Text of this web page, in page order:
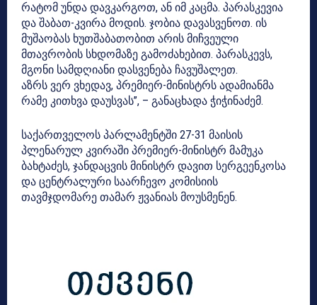
რატომ უნდა დავკარგოთ, ან იმ კაცმა. პარასკევია
და შაბათ-კვირა მოდის. ჯობია დავასვენოთ. ის
მუშაობას ხუთშაბათობით არის მიჩვეული
მთავრობის სხდომაზე გამოძახებით. პარასკევს,
მგონი სამდღიანი დასვენება ჩავუშალეთ.
აზრს ვერ ვხედავ, პრემიერ-მინისტრს ადამიანმა
რამე კითხვა დაუსვას”, – განაცხადა ჭიჭინაძემ.
საქართველოს პარლამენტში 27-31 მაისის
პლენარულ კვირაში პრემიერ-მინისტრ მამუკა
ბახტაძეს, ჯანდაცვის მინისტრ დავით სერგეენკოსა
და ცენტრალური საარჩევო კომისიის
თავმჯდომარე თამარ ჟვანიას მოუსმენენ.